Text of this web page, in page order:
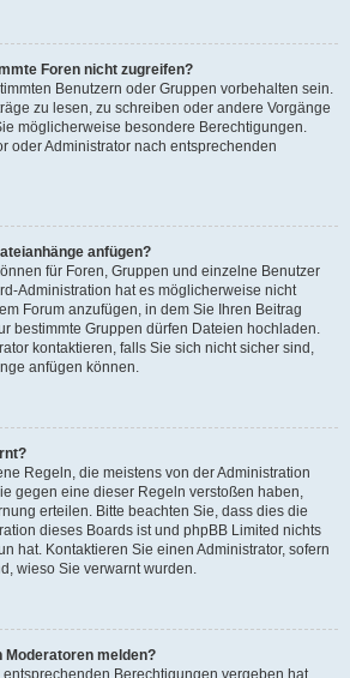
Foren nicht zugreifen?
Benutzern oder Gruppen vorbehalten sein.
zu lesen, zu schreiben oder andere Vorgänge
möglicherweise besondere Berechtigungen.
oder Administrator nach entsprechenden
anfügen?
für Foren, Gruppen und einzelne Benutzer
Administration hat es möglicherweise nicht
Forum anzufügen, in dem Sie Ihren Beitrag
bestimmte Gruppen dürfen Dateien hochladen.
kontaktieren, falls Sie sich nicht sicher sind,
anfügen können.
Regeln, die meistens von der Administration
gegen eine dieser Regeln verstoßen haben,
erteilen. Bitte beachten Sie, dass dies die
dieses Boards ist und phpBB Limited nichts
hat. Kontaktieren Sie einen Administrator, sofern
wieso Sie verwarnt wurden.
Moderatoren melden?
Berechtigungen vergeben hat,